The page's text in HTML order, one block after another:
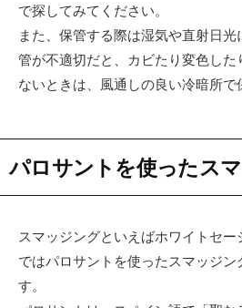
で探してみてください。
また、保管する際は湿気や直射日
管が不適切だと、カビたり変色し
ないときは、風通しの良い冷暗所で
パロサントを使ったス
スマッジングといえばホワイトセ
ではパロサントを使ったスマッジン
す。